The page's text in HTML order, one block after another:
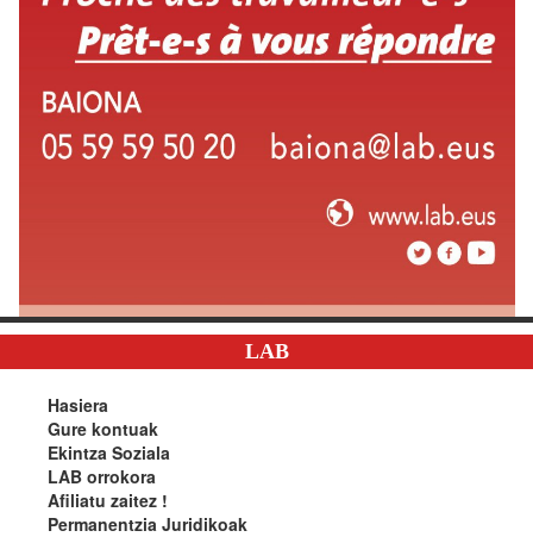
LAB
Hasiera
Gure kontuak
Ekintza Soziala
LAB orrokora
Afiliatu zaitez !
Permanentzia Juridikoak